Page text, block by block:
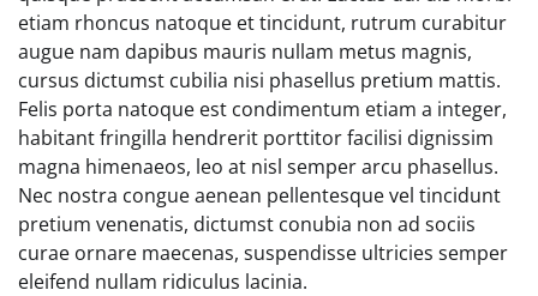
etiam rhoncus natoque et tincidunt, rutrum curabitur
augue nam dapibus mauris nullam metus magnis,
cursus dictumst cubilia nisi phasellus pretium mattis.
Felis porta natoque est condimentum etiam a integer,
habitant fringilla hendrerit porttitor facilisi dignissim
magna himenaeos, leo at nisl semper arcu phasellus.
Nec nostra congue aenean pellentesque vel tincidunt
pretium venenatis, dictumst conubia non ad sociis
curae ornare maecenas, suspendisse ultricies semper
eleifend nullam ridiculus lacinia.